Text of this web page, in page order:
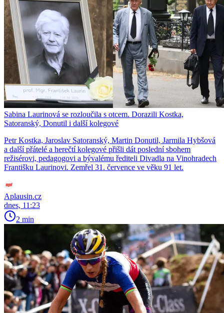
Sabina Laurinová se rozloučila s otcem. Dorazili Kostka,
Satoranský, Donutil i další kolegové
Petr Kostka, Jaroslav Satoranský, Martin Donutil, Jarmila Hybšová
a další přátelé a herečtí kolegové přišli dát poslední sbohem
režisérovi, pedagogovi a bývalému řediteli Divadla na Vinohradech
Františku Laurinovi. Zemřel 31. července ve věku 91 let.
Aplausin.cz
dnes, 11:23
2 min